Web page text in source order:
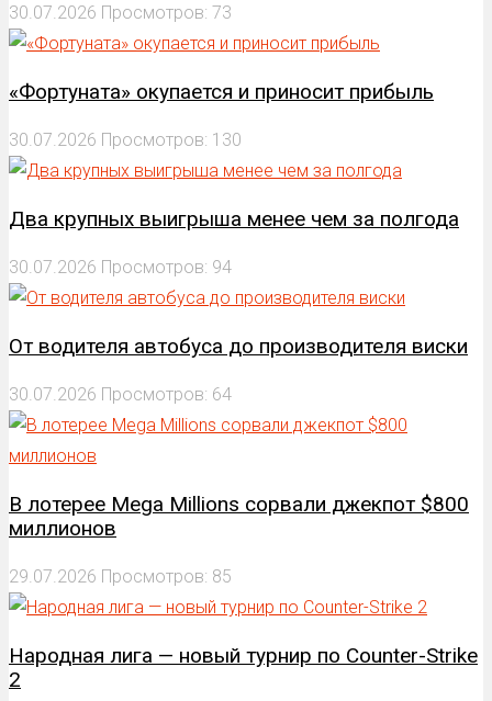
30.07.2026 Просмотров: 73
«Фортуната» окупается и приносит прибыль
30.07.2026 Просмотров: 130
Два крупных выигрыша менее чем за полгода
30.07.2026 Просмотров: 94
От водителя автобуса до производителя виски
30.07.2026 Просмотров: 64
В лотерее Mega Millions сорвали джекпот $800
миллионов
29.07.2026 Просмотров: 85
Народная лига — новый турнир по Counter-Strike
2